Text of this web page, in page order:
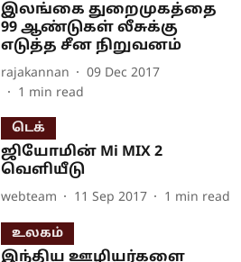
இலங்கை துறைமுகத்தை
99 ஆண்டுகள் லீசுக்கு
எடுத்த சீன நிறுவனம்
rajakannan
09 Dec 2017
1 min read
டெக்
ஜியோமின் Mi MIX 2
வெளியீடு
webteam 11 Sep 2017 1 min read
உலகம்
இந்திய ஊழியர்களை